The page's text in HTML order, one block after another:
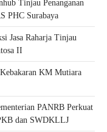
Tinjau Penanganan
PHC Surabaya
Jasa Raharja Tinjau
II
KM Mutiara
PANRB Perkuat
dan SWDKLLJ